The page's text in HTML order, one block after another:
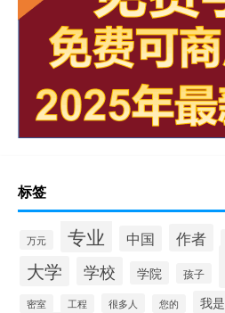
标签
万元 专业 中国 作者
大学 学校 学院 孩子
密室 工程 很多人 您的 我是